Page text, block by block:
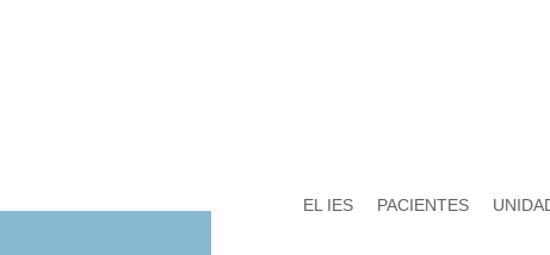
EL IES PACIENTES